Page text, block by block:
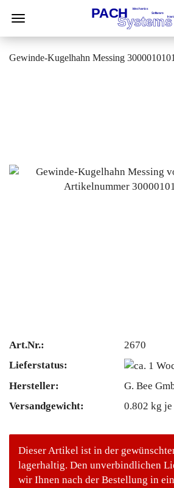
Gewinde-Kugelhahn Messing
Art.Nr.:
2670
Lieferstatus:
Hersteller:
G. Bee
Versandgewicht:
0.802 kg je
Dieser Artikel ist in der
lagerhaltig. Den unverbindlichen
wir Ihnen nach der Bestellung in